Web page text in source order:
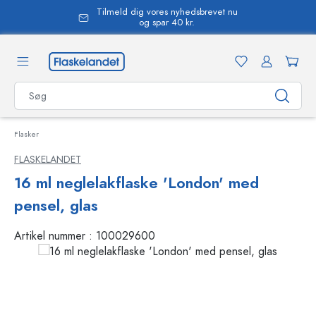
Tilmeld dig vores nyhedsbrevet nu
og spar 40 kr.
Flasker
FLASKELANDET
16 ml neglelakflaske 'London' med
pensel, glas
Artikel nummer : 100029600